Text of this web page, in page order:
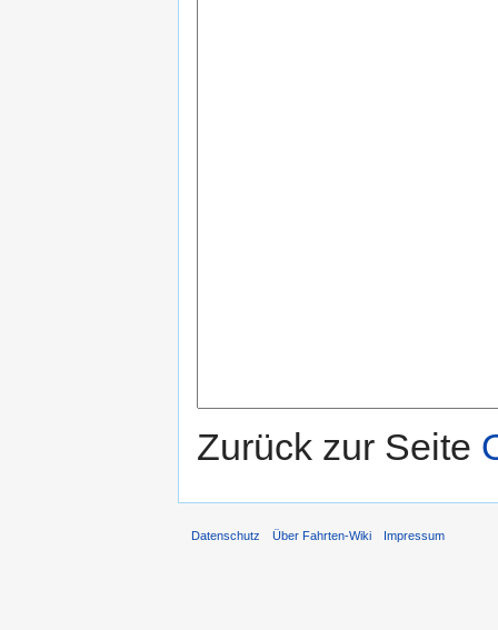
Zurück zur Seite
Datenschutz Über Fahrten-Wiki Impressum